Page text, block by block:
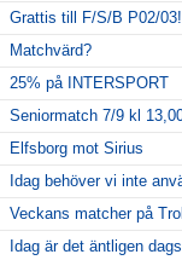
Grattis till F/S/B P02/03!
Matchvärd?
25% på INTERSPORT
Seniormatch 7/9 kl
Elfsborg mot Sirius
Idag behöver vi inte
Veckans matcher på
Idag är det äntligen